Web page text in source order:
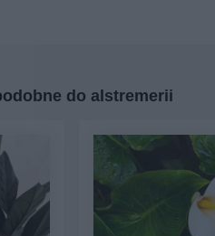
do alstremerii